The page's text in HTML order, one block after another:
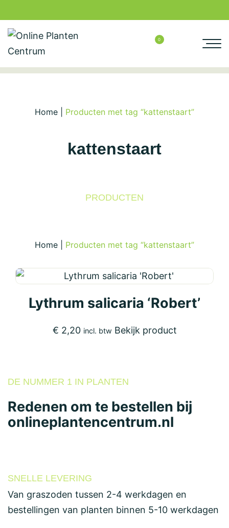
0
Home Producten met tag “kattenstaart”
kattenstaart
PRODUCTEN
Home Producten met tag “kattenstaart”
Lythrum salicaria ‘Robert’
€ 2,20 incl. btw Bekijk product
DE NUMMER 1 IN PLANTEN
Redenen om te bestellen bij
onlineplantencentrum.nl
SNELLE LEVERING
Van graszoden tussen 2-4 werkdagen en
bestellingen van planten binnen 5-10 werkdagen